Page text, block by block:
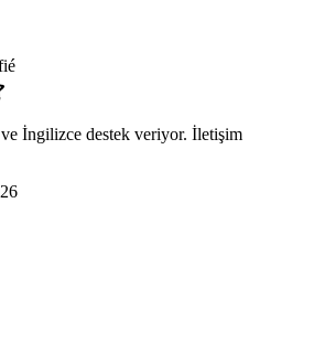
İngilizce destek veriyor. İletişim